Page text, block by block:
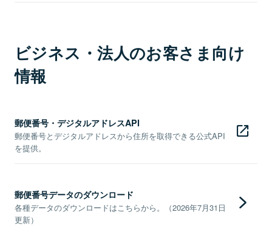
ビジネス・法人のお客さま向け
情報
郵便番号・デジタルアドレスAPI
郵便番号とデジタルアドレスから住所を取得できる公式API
を提供。
郵便番号データのダウンロード
各種データのダウンロードはこちらから。（2026年7月31日
更新）